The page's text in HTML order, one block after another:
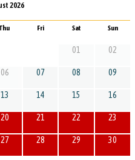
2026
Thu Fri Sat Sun
01 02
06 07 08 09
13 14 15 16
20 21 22 23
27 28 29 30